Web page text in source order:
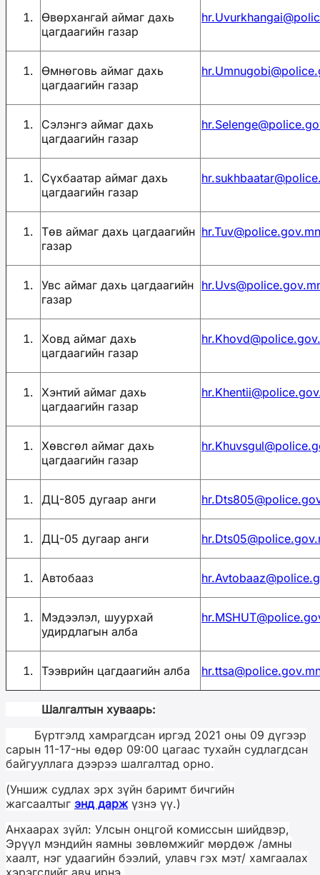
Өвөрхангай аймаг дахь
цагдаагийн газар
Өмнөговь аймаг дахь
цагдаагийн газар
Сэлэнгэ аймаг дахь
цагдаагийн газар
Сүхбаатар аймаг дахь
цагдаагийн газар
Төв аймаг дахь цагдаагийн
газар
hr.Tuv@police.gov.mn
Увс аймаг дахь цагдаагийн
газар
Ховд аймаг дахь
цагдаагийн газар
Хэнтий аймаг дахь
цагдаагийн газар
Хөвсгөл аймаг дахь
цагдаагийн газар
ДЦ-805 дугаар анги
ДЦ-05 дугаар анги
Автобааз
Мэдээлэл, шуурхай
удирдлагын алба
Тээврийн цагдаагийн алба
Шалгалтын хуваарь:
Бүртгэлд хамрагдсан иргэд 2021 оны 09 дүгээр
сарын 11-17-ны өдөр 09:00 цагаас тухайн судлагдсан
байгууллага дээрээ шалгалтад орно.
(Уншиж судлах эрх зүйн баримт бичгийн
жагсаалтыг энд даржүзнэ үү.)
Анхаарах зүйл: Улсын онцгой комиссын шийдвэр,
Эрүүл мэндийн яамны зөвлөмжийг мөрдөж /амны
хаалт, нэг удаагийн бээлий, улавч гэх мэт/ хамгаалах